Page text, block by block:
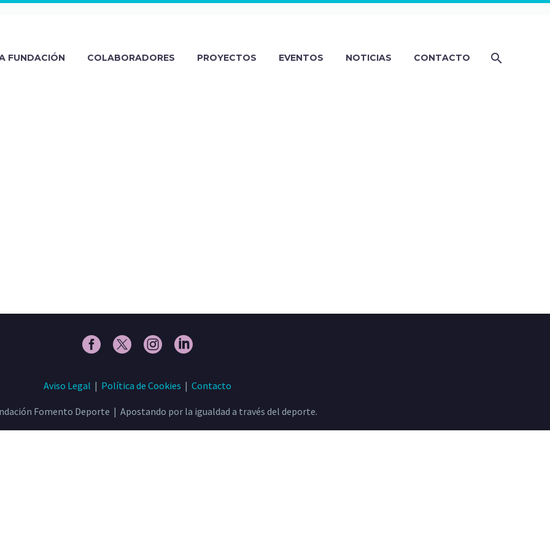
FUNDACIÓN COLABORADORES PROYECTOS EVENTOS NOTICIAS CONTACTO
Aviso Legal | Política de Cookies | Contacto
Fomento Deporte | Apostando por la igualdad a través del deporte.